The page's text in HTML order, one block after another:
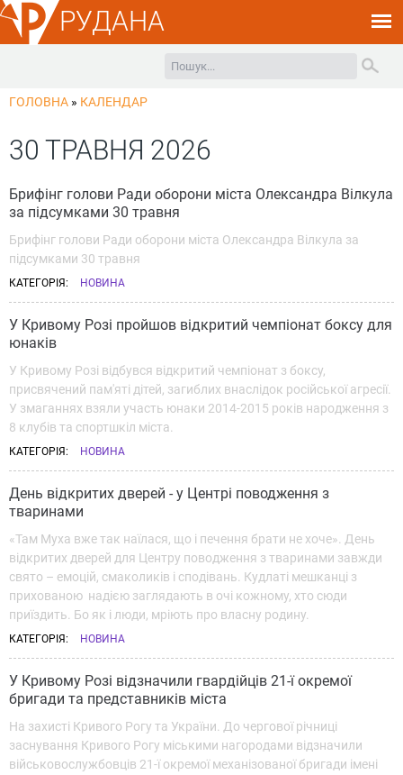
РУДАНА
ГОЛОВНА » КАЛЕНДАР
30 ТРАВНЯ 2026
Брифінг голови Ради оборони міста Олександра Вілкула
за підсумками 30 травня
Брифінг голови Ради оборони міста Олександра Вілкула за
підсумками 30 травня
КАТЕГОРІЯ: НОВИНА
У Кривому Розі пройшов відкритий чемпіонат боксу для
юнаків
У Кривому Розі відбувся відкритий чемпіонат з боксу,
присвячений пам'яті дітей, загиблих внаслідок російської агресії.
У змаганнях взяли участь юнаки 2014-2015 років народження з
8 клубів та спортшкіл міста.
КАТЕГОРІЯ: НОВИНА
День відкритих дверей - у Центрі поводження з
тваринами
«Там Муха вже так наїлася, що і печення брати не хоче». День
відкритих дверей для Центру поводження з тваринами завжди
свято – емоцій, смаколиків і сподівань. Кудлаті мешканці з
прихованою надією заглядають в очі кожному, хто сюди
приїздить. Бо як і люди, мріють про власну родину.
КАТЕГОРІЯ: НОВИНА
У Кривому Розі відзначили гвардійців 21-ї окремої
бригади та представників міста
На захисті Кривого Рогу та України. До чергової річниці
заснування Кривого Рогу міськими нагородами відзначили
військовослужбовців 21-ї окремої механізованої бригади імені